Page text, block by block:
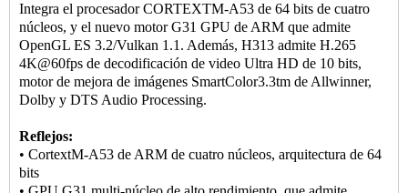
Integra el procesador CORTEXTM-A53 de 64 bits de cuatro
núcleos, y el nuevo motor G31 GPU de ARM que admite
OpenGL ES 3.2/Vulkan 1.1. Además, H313 admite H.265
4K@60fps de decodificación de video Ultra HD de 10 bits,
motor de mejora de imágenes SmartColor3.3tm de Allwinner,
Dolby y DTS Audio Processing.
Reflejos:
• CortextM-A53 de ARM de cuatro núcleos, arquitectura de 64
bits